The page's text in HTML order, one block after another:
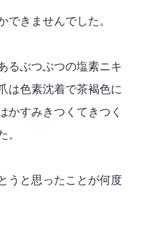
できませんでした。
るぶつぶつの塩素ニキ
は色素沈着で茶褐色に
かすみきつくてきつく
うと思ったことが何度